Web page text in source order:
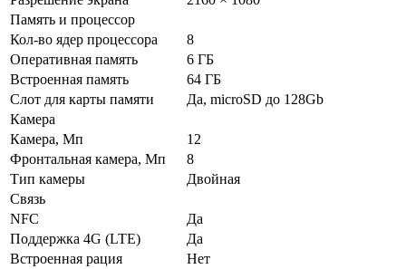
Память и процессор
Кол-во ядер процессора
8
Оперативная память
6 ГБ
Встроенная память
64 ГБ
Слот для карты памяти
Да, microSD до 128Gb
Камера
Камера, Мп
12
Фронтальная камера, Мп
8
Тип камеры
Двойная
Связь
NFC
Да
Поддержка 4G (LTE)
Да
Встроенная рация
Нет